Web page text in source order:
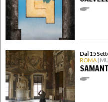
Dal 15
ROMA |